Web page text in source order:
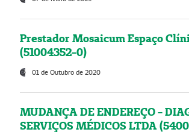
Prestador Mosaicum Espaço
(51004352-0)
01 de Outubro de 2020
MUDANÇA DE ENDEREÇO -
SERVIÇOS MÉDICOS LTDA